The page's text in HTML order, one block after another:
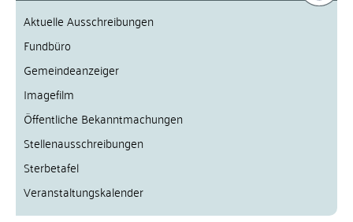
Aktuelle Ausschreibungen
Fundbüro
Gemeindeanzeiger
Imagefilm
Öffentliche Bekanntmachungen
Stellenausschreibungen
Sterbetafel
Veranstaltungskalender